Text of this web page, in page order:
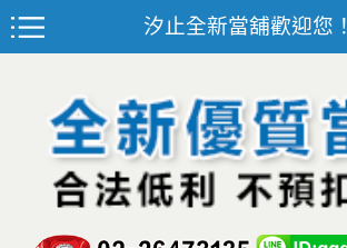
汐止全新當舖歡迎您！